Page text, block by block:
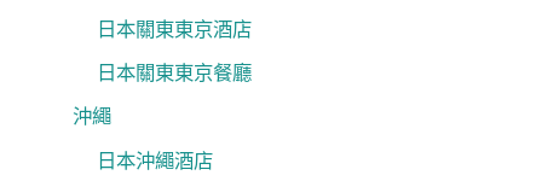
日本關東東京酒店
日本關東東京餐廳
沖繩
日本沖繩酒店